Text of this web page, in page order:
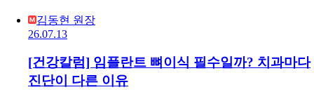
김동현 원장
26.07.13
[건강칼럼] 임플란트 뼈이식 필수일까? 치과마다
진단이 다른 이유